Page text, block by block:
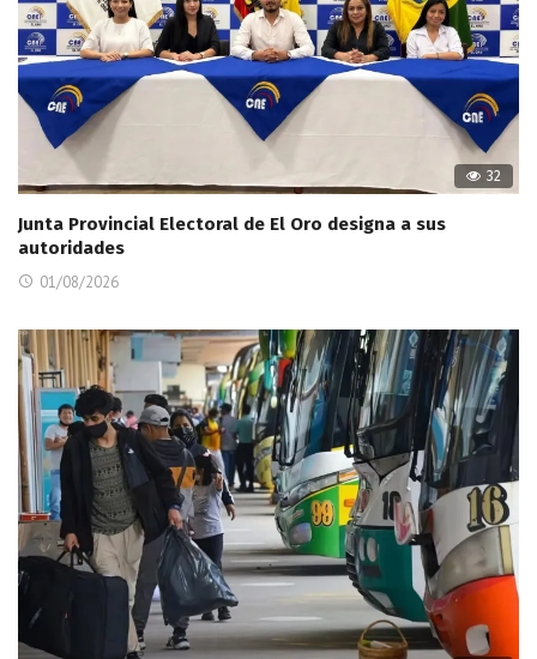
32
Junta Provincial Electoral de El Oro designa a sus
autoridades
01/08/2026